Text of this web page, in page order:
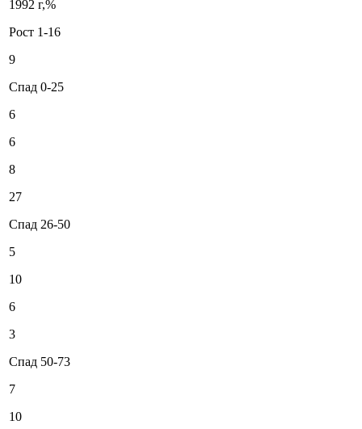
1992 г,%
Pocт 1-16
9
Спад 0-25
6
6
8
27
Спад 26-50
5
10
6
3
Спад 50-73
7
10